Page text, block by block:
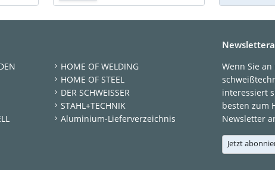
HOME OF WELDING
HOME OF STEEL
DER SCHWEISSER
STAHL+TECHNIK
Aluminium-Lieferverzeichnis
Wenn Sie
interessiert
besten zum
Newsletter
Jetzt